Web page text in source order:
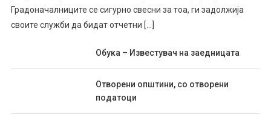
Градоначалниците се сигурно свесни за тоа, ги задолжија
своите служби да бидат отчетни […]
Обука – Известувач на заедницата
Отворени општини, со отворени
податоци